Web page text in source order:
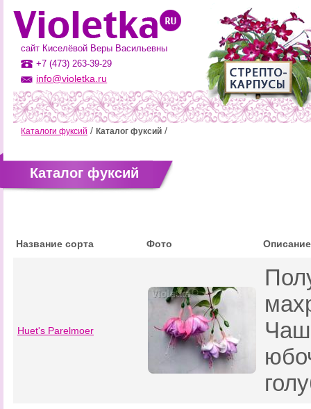
сайт Киселёвой Веры Васильевны
+7 (473) 263-39-29
info@violetka.ru
Каталоги фуксий Каталог фуксий
Каталог фуксий
Название сорта Фото Описание
Huet's Parelmoer